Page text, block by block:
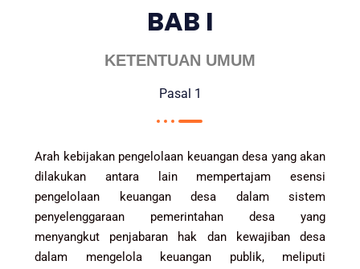
BAB I
KETENTUAN UMUM
Pasal 1
Arah kebijakan pengelolaan keuangan desa yang akan
dilakukan antara lain mempertajam esensi
pengelolaan keuangan desa dalam sistem
penyelenggaraan pemerintahan desa yang
menyangkut penjabaran hak dan kewajiban desa
dalam mengelola keuangan publik, meliputi